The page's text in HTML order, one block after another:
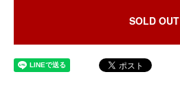
SOLD OUT